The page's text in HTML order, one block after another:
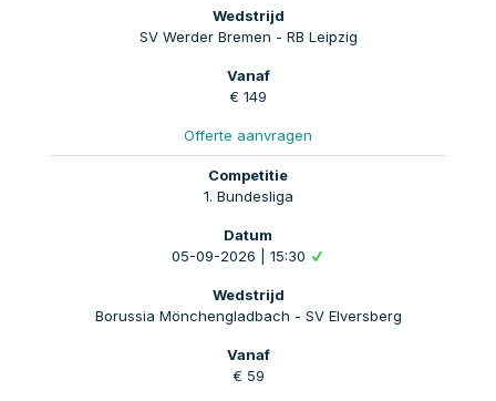
SV Werder Bremen - RB Leipzig
€ 149
Offerte aanvragen
1. Bundesliga
05-09-2026 | 15:30
Borussia Mönchengladbach - SV Elversberg
€ 59